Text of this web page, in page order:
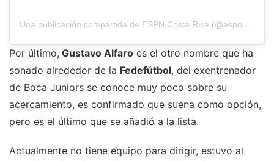
Por último, Gustavo Alfaro es el otro nombre que ha
sonado alrededor de la Fedefútbol, del exentrenador
de Boca Juniors se conoce muy poco sobre su
acercamiento, es confirmado que suena como opción,
pero es el último que se añadió a la lista.
Actualmente no tiene equipo para dirigir, estuvo al